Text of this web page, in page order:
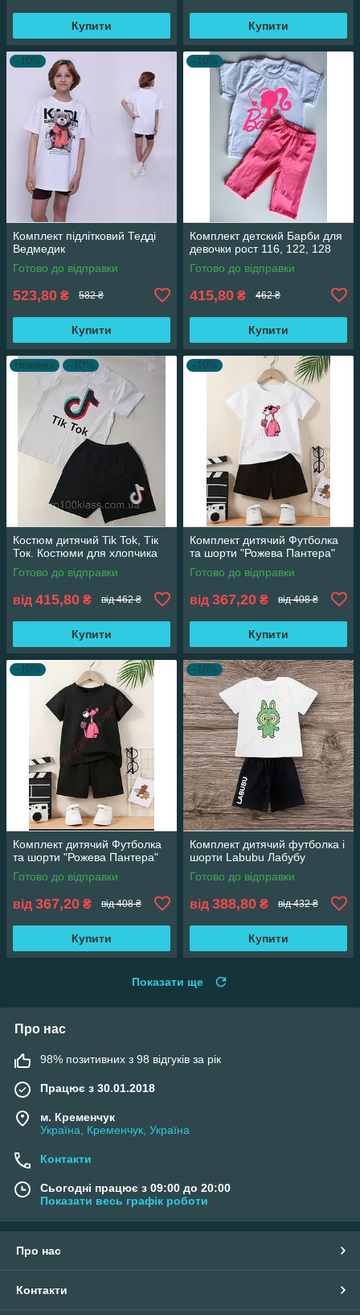
Купити Купити
–10%
Комплект підлітковий Тедді
Ведмедик
Готово до відправки
523,80 ₴ 582 ₴
Купити
–10%
Комплект детский Барби для
девочки рост 116, 122, 128
Готово до відправки
415,80 ₴ 462 ₴
Купити
Новинка –10%
Костюм дитячий Tik Tok, Тік
Ток. Костюми для хлопчика
Готово до відправки
від 415,80 ₴ від 462 ₴
Купити
–10%
Комплект дитячий Футболка
та шорти "Рожева Пантера"
Готово до відправки
від 367,20 ₴ від 408 ₴
Купити
–10%
Комплект дитячий Футболка
та шорти "Рожева Пантера"
Готово до відправки
від 367,20 ₴ від 408 ₴
Купити
–10%
Комплект дитячий футболка і
шорти Labubu Лабубу
Готово до відправки
від 388,80 ₴ від 432 ₴
Купити
Показати ще
Про нас
98% позитивних з 98 відгуків за рік
Працює з 30.01.2018
м. Кременчук
Україна, Кременчук, Україна
Контакти
Сьогодні працює з 09:00 до 20:00
Показати весь графік роботи
Про нас
Контакти